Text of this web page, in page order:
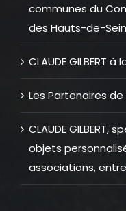
communes du
des Hauts-de-
CLAUDE GILBERT
Les Partenaires
CLAUDE
objets
associations,